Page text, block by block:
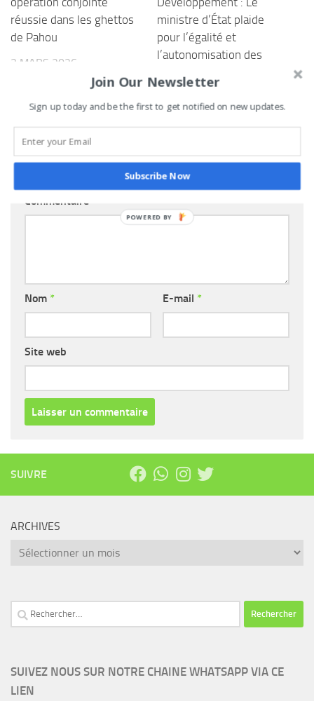
réussie dans les ghettos
de Pahou
3 MARS 2026
ministre d’État plaide
pour l’égalité et
l’autonomisation des
LAISSER UN COMMENTAIRE
Commentaire
Nom * E-mail *
Site web
SUIVRE
ARCHIVES
Archives
Rechercher :
SUIVEZ NOUS SUR NOTRE CHAINE WHATSAPP VIA CE
LIEN
Join Our Newsletter
Sign up today and be the first to get notified on new updates.
Subscribe Now